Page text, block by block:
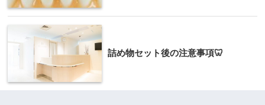
詰め物セット後の注意事項🦷